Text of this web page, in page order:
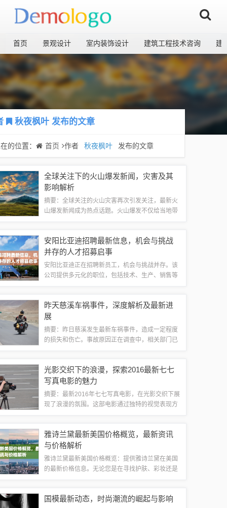
首页 景观设计 室内装饰设计 建筑工程技术咨询 建
秋夜枫叶发布的文章
的位置： 首页 作者 秋夜枫叶 发布的文章
全球关注下的火山爆发新闻，灾害及其
影响解析
摘要：全球关注的火山灾害再次引发关注，最新火
山爆发新闻成为热点话题。火山爆发不仅给当地带
括地质、生态、经济和社会等方面。提醒人们...
安阳比亚迪招聘最新信息，机会与挑战
并存的人才招募启事
安阳比亚迪正在招聘新员工，机会与挑战并存。该
公司提供多元化的职位，包括技术、生产、销售等
良好的职业发展前景和福利待遇。但同时，也...
昨天慈溪车祸事件，深度解析及最新进
展
摘要：昨日慈溪发生最新车祸事件，造成一定程度
的损失和伤亡。事故原因正在调查中，相关部门已
探讨如何加强交通安全措施，以避免类似事件...
光影交织下的浪漫，探索2016最新七七
写真电影的魅力
摘要：最新2016年七七写真电影，在光影交织下展
现了浪漫的氛围。这部电影通过独特的视觉表现方
界，感受光影带来的美妙体验。背景概述...
雅诗兰黛最新美国价格概览，最新资讯
与价格解析
雅诗兰黛最新美国价格概览：提供雅诗兰黛在美国
的最新价格信息。无论您是在寻找护肤、彩妆还是
提供便利。雅诗兰黛品牌深度解析及美国市场...
国模最新动态，时尚潮流的崛起与影响